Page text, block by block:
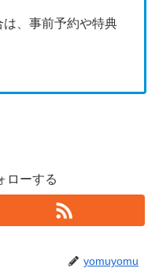
は、事前予約や特典
ローする
yomuyomu